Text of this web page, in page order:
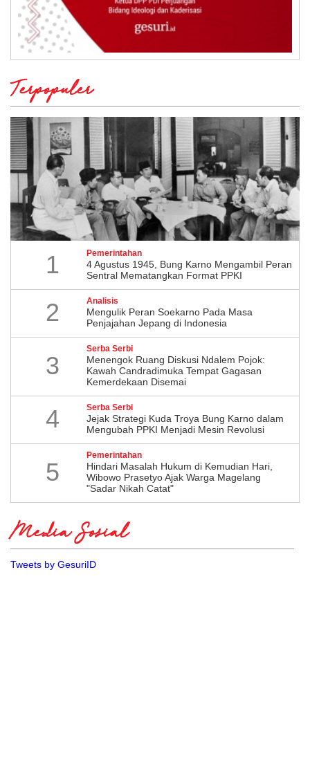
Terpopuler
1 Pemerintahan
4 Agustus 1945, Bung Karno Mengambil Peran
Sentral Mematangkan Format PPKI
2 Analisis
Mengulik Peran Soekarno Pada Masa
Penjajahan Jepang di Indonesia
3
Serba Serbi
Menengok Ruang Diskusi Ndalem Pojok:
Kawah Candradimuka Tempat Gagasan
Kemerdekaan Disemai
4 Serba Serbi
Jejak Strategi Kuda Troya Bung Karno dalam
Mengubah PPKI Menjadi Mesin Revolusi
5
Pemerintahan
Hindari Masalah Hukum di Kemudian Hari,
Wibowo Prasetyo Ajak Warga Magelang
"Sadar Nikah Catat"
Media Sosial
Tweets by GesuriID